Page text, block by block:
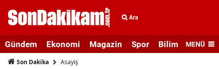
Ara
Gündem Ekonomi Magazin Spor Bilim veMENÜ
Son Dakika Asayiş